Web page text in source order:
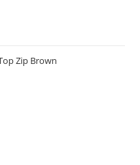
Zip Brown